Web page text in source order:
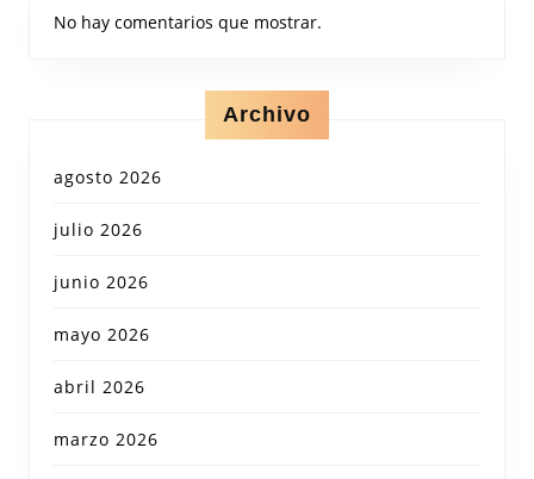
No hay comentarios que mostrar.
Archivo
agosto 2026
julio 2026
junio 2026
mayo 2026
abril 2026
marzo 2026